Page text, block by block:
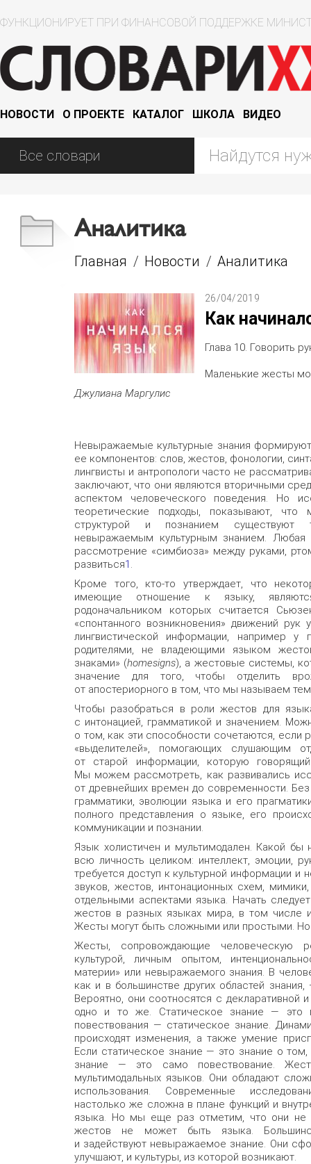
ФУНКЦИОНИРУЕТ ПРИ ФИНАНСОВОЙ ПОДДЕРЖКЕ
НОВОСТИ О ПРОЕКТЕ КАТАЛОГ ШКОЛА ВИДЕО
Аналитика
Главная / Новости / Аналитика
26/04/2019
Как
Глава 10. Говорить
Маленькие жесты
Джулиана Маргулис
Невыражаемые культурные знания
ее компонентов: слов, жестов, фонологии,
лингвисты и антропологи часто не
заключают, что они являются вторичными
аспектом человеческого поведения. Но
теоретические подходы, показывают, что
структурой и познанием существуют
невыражаемым культурным знанием.
рассмотрение «симбиоза» между руками,
развиться1 .
Кроме того, кто-то утверждает, что
имеющие отношение к языку,
родоначальником которых считается
«спонтанного возникновения» движений
лингвистической информации, например у
родителями, не владеющими языком
знаками» (homesigns), а жестовые системы,
значение для того, чтобы отделить
от апостериорного в том, что мы называем
Чтобы разобраться в роли жестов для
с интонацией, грамматикой и значением.
о том, как эти способности сочетаются,
«выделителей», помогающих слушающим
от старой информации, которую
Мы можем рассмотреть, как развивались
от древнейших времен до современности.
грамматики, эволюции языка и его
полного представления о языке, его
коммуникации и познании.
Язык холистичен и мультимодален. Какой бы
всю личность целиком: интеллект, эмоции,
требуется доступ к культурной информации
звуков, жестов, интонационных схем,
отдельными аспектами языка. Начать
жестов в разных языках мира, в том числе
Жесты могут быть сложными или простыми.
Жесты, сопровождающие человеческую
культурой, личным опытом,
материи» или невыражаемого знания. В
как и в большинстве других областей
Вероятно, они соотносятся с декларативной
одно и то же. Статическое знание — это
повествования — статическое знание.
происходят изменения, а также умение
Если статическое знание — это знание о
знание — это само повествование.
мультимодальных языков. Они обладают
использования. Современные
настолько же сложна в плане функций и
языка. Но мы еще раз отметим, что они не
жестов не может быть языка.
и задействуют невыражаемое знание. Они
улучшают, и культуры, из которой возникают.